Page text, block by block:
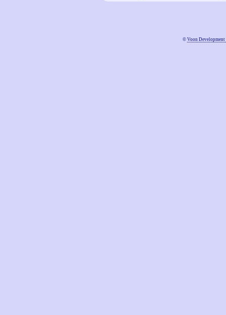
© Voon Development